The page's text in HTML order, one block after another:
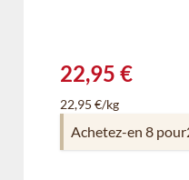
22,95 €
22,95 €/kg
Achetez-en 8 pour